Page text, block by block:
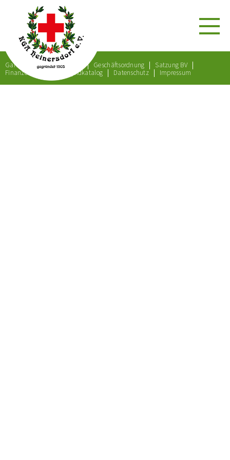
Gartenordnung Satzung Geschäftsordnung
Satzung BV
Finanzordnung
Bußgeldkatalog Datenschutz Impressum